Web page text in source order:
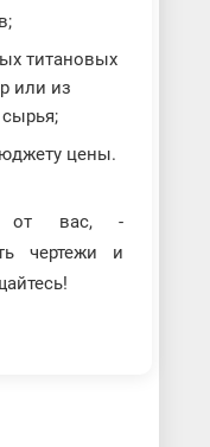
титановых
или из
цены.
от вас, -
чертежи и